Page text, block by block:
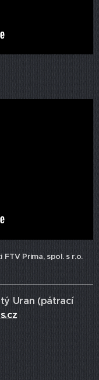
Prima, spol. s r.o.
Uran (pátrací